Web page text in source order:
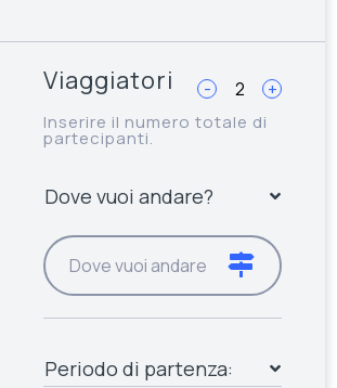
Viaggiatori - +
Inserire il numero totale di
partecipanti.
Dove vuoi andare?
Periodo di partenza: